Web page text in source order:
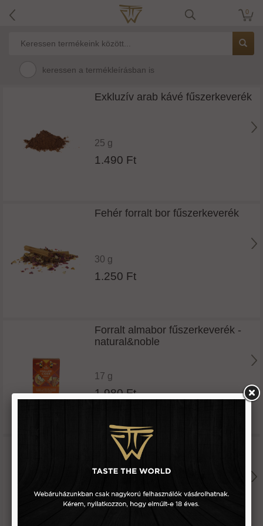
0
keressen a termékleírásban is
Exkluzív arab kávé fűszerkeverék
25 g
1.490 Ft
Fehér forralt bor fűszerkeverék
30 g
1.250 Ft
Forralt almabor fűszerkeverék -
natural&noble
17 g
1.980 Ft
Forralt bor fűszerkeverék
40 g
1.190 Ft